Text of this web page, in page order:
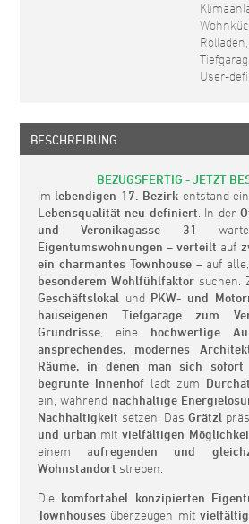
Rolladen,
User-
BESCHREIBUNG
BEZUGSFERTIG - JETZT
Im lebendigen 17. Bezirk entstand
Lebensqualität neu definiert . In der
und Veronikagasse 31
Eigentumswohnungen –verteilt auf
ein charmantes Townhouse– auf
besonderem Wohlfühlfaktor suchen.
Geschäftslokal und PKW- und
hauseigenen Tiefgarage
zum
Grundrisse , eine hochwertige
ansprechendes, modernes
Räume, in denen man sich
begrünte Innenhoflädt zum
ein, während nachhaltige
Nachhaltigkeit setzen. DasGrätzl
und urban mitvielfältigen
einem aufregenden und
Wohnstandort streben.
Die komfortabel konzipierten
Townhouses überzeugen mit